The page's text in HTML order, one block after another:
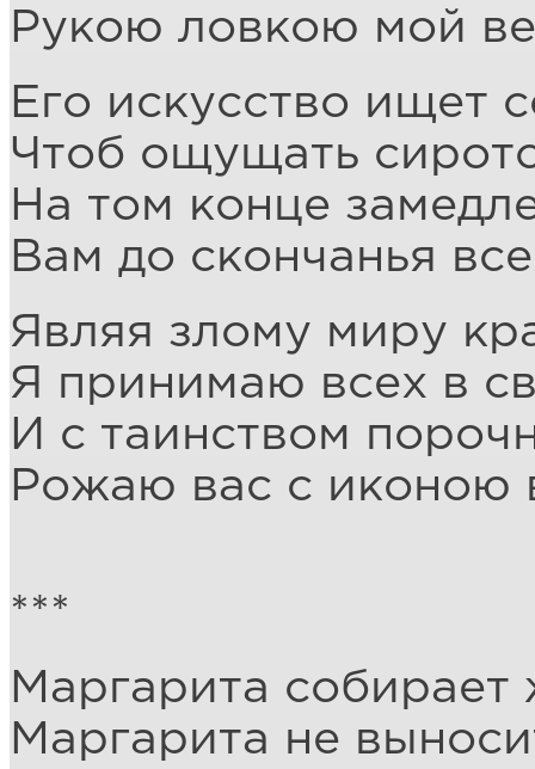
Рукою ловкою мой
Его искусство ищет
Чтоб ощущать
На том конце
Вам до скончанья
Являя злому миру
Я принимаю всех в
И с таинством
Рожаю вас с иконою
***
Маргарита собирает
Маргарита не